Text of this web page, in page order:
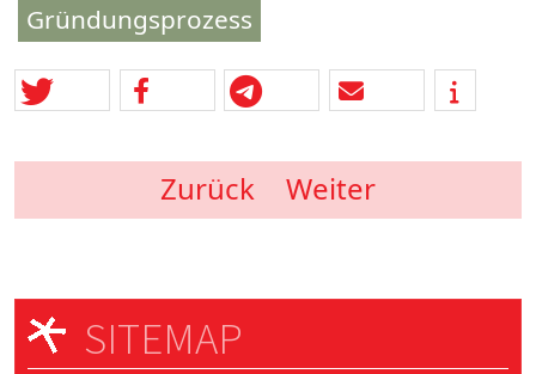
Gründungsprozess
Zurück Weiter
SITEMAP